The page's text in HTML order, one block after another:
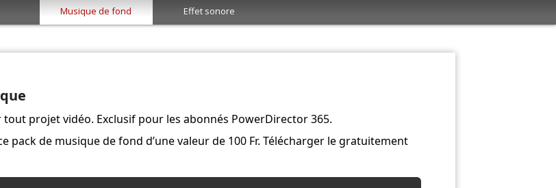
Musique de fond Effet sonore
projet vidéo. Exclusif pour les abonnés PowerDirector 365.
pack de musique de fond d’une valeur de 100 Fr. Télécharger le gratuitement